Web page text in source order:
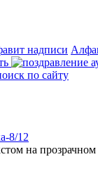
надписи
8/12
на